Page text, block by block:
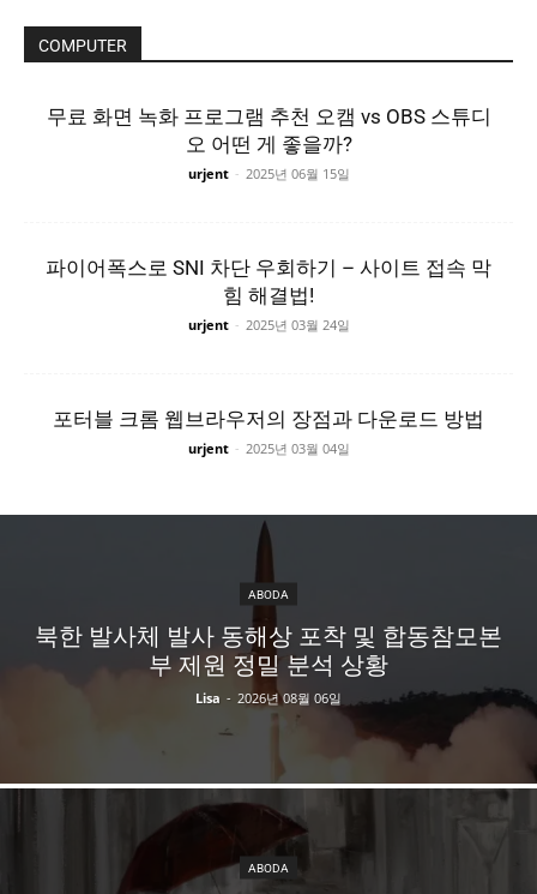
COMPUTER
무료 화면 녹화 프로그램 추천 오캠 vs OBS 스튜디
오 어떤 게 좋을까?
urjent - 2025년 06월 15일
파이어폭스로 SNI 차단 우회하기 – 사이트 접속 막
힘 해결법!
urjent - 2025년 03월 24일
포터블 크롬 웹브라우저의 장점과 다운로드 방법
urjent - 2025년 03월 04일
ABODA
북한 발사체 발사 동해상 포착 및 합동참모본
부 제원 정밀 분석 상황
Lisa - 2026년 08월 06일
ABODA